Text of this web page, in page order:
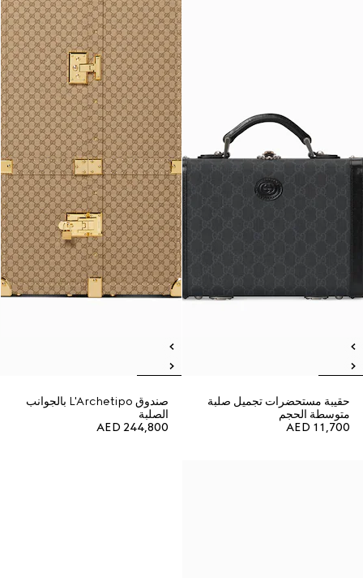
حقيبة مستحضرات تجميل صلبة
متوسطة الحجم
AED 11,700
صندوق L'Archetipo بالجوانب
الصلبة
AED 244,800